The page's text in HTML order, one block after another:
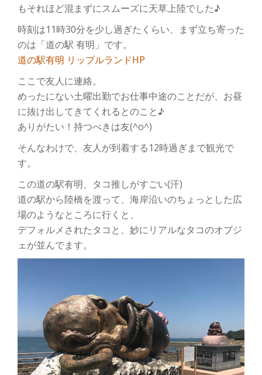
もそれほど混まずにスムーズに天草上陸でした♪
時刻は11時30分を少し過ぎたくらい、まず立ち寄った
のは「道の駅 有明」です。
道の駅有明 リップルランドHP
ここで友人に連絡。
めったにない土曜出勤でお仕事中途のことだが、お昼
に抜け出してきてくれるとのこと♪
ありがたい！持つべきは友(^o^)
そんなわけで、友人が到着する12時過ぎまで観光で
す。
この道の駅有明、タコ推しがすごい(汗)
道の駅から陸橋を渡って、海岸沿いのちょっとした広
場のようなところに行くと、
デフォルメされたタコと、妙にリアルなタコのオブジ
ェが並んでます。